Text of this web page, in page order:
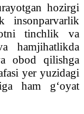
hozirgi
insonparvarlik
tinchlik va
hamjihatlikda
obod qilishga
yer yuzidagi
ham g‘oyat